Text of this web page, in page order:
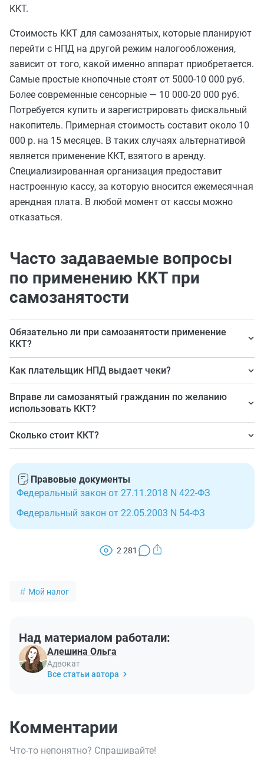
ККТ.
Стоимость ККТ для самозанятых, которые планируют
перейти с НПД на другой режим налогообложения,
зависит от того, какой именно аппарат приобретается.
Самые простые кнопочные стоят от 5000-10 000 руб.
Более современные сенсорные — 10 000-20 000 руб.
Потребуется купить и зарегистрировать фискальный
накопитель. Примерная стоимость составит около 10
000 р. на 15 месяцев. В таких случаях альтернативой
является применение ККТ, взятого в аренду.
Специализированная организация предоставит
настроенную кассу, за которую вносится ежемесячная
арендная плата. В любой момент от кассы можно
отказаться.
Часто задаваемые вопросы
по применению ККТ при
самозанятости
Обязательно ли при самозанятости применение
ККТ?
Нет, не обязательно.
Как плательщик НПД выдает чеки?
Через приложение «Мой налог».
Вправе ли самозанятый гражданин по желанию
использовать ККТ?
Нет, т. к. для ее использования требуется расчетный
другой режим налогообложения.
Сколько стоит ККТ?
срока регистрации фискального накопителя.
Правовые документы
Федеральный закон от 27.11.2018 N 422-ФЗ
Федеральный закон от 22.05.2003 N 54-ФЗ
2 281
Мой налог
Над материалом работали:
Алешина Ольга
Адвокат
Все статьи автора
Комментарии
Что-то непонятно? Спрашивайте!